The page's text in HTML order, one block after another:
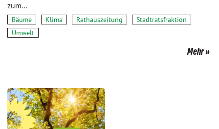
zum…
Bäume Klima Rathauszeitung
Stadtratsfraktion
Umwelt
Mehr